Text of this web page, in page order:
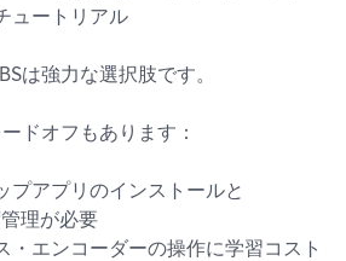
ュートリアル
は強力な選択肢です。
ドオフもあります：
プアプリのインストールと
理が必要
・エンコーダーの操作に学習コスト